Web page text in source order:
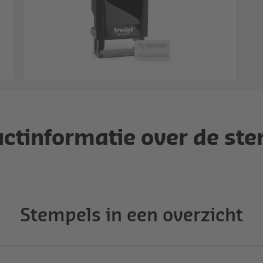
over de
Stempels in een overzicht